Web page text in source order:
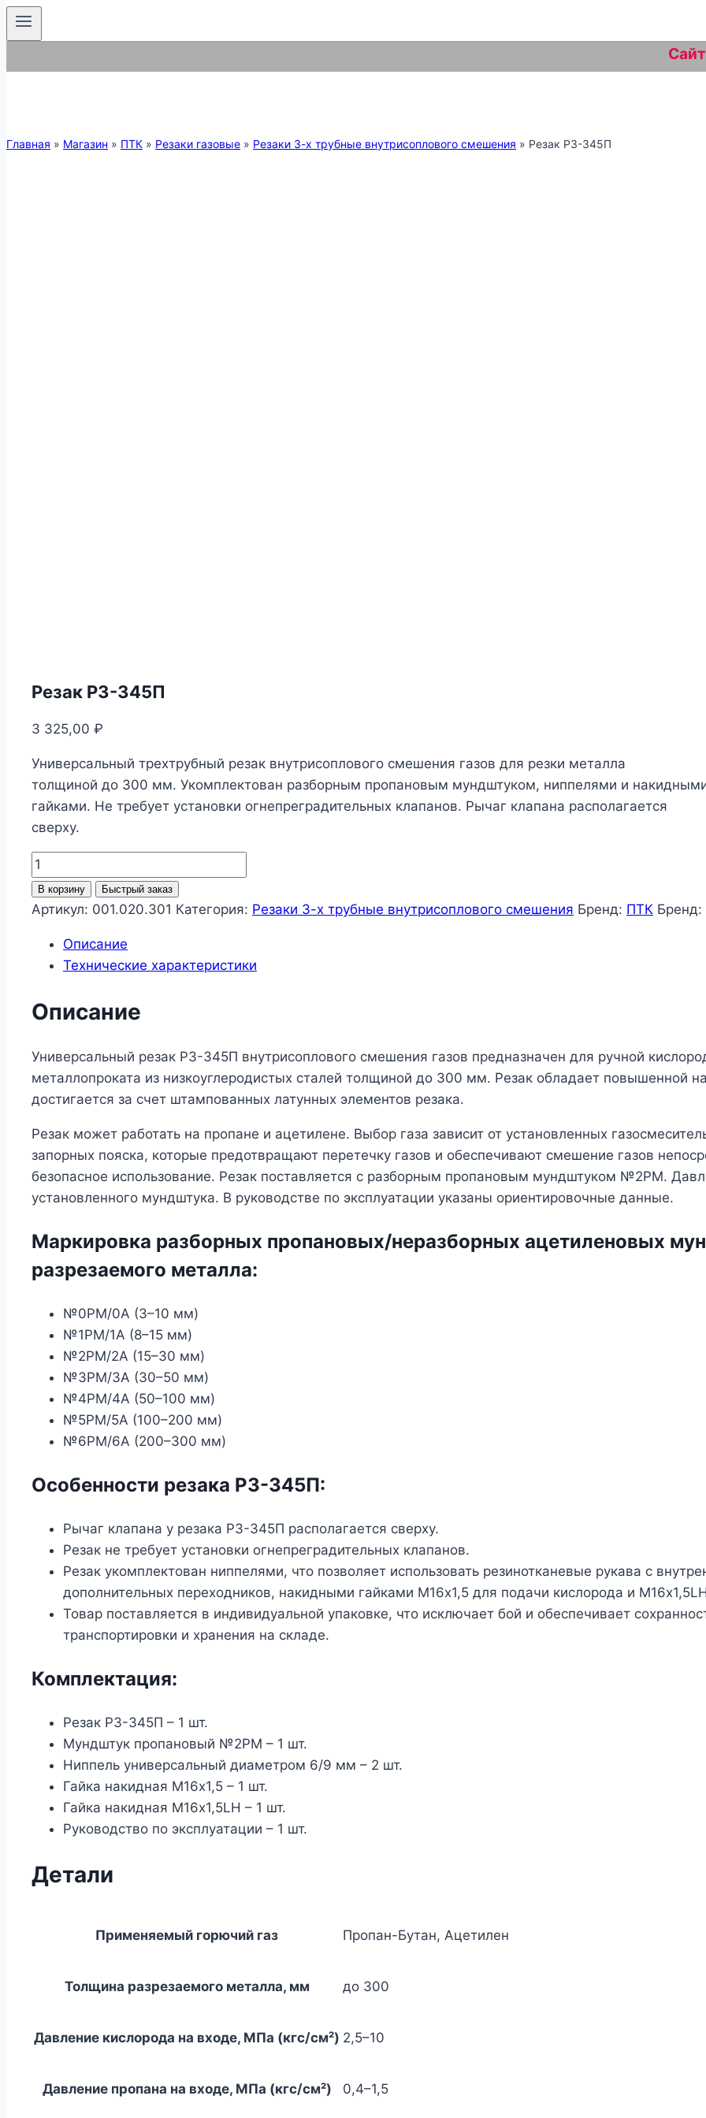
Сайт на
Главная » Магазин » ПТК » Резаки газовые » Резаки 3-х трубные внутрисоплового смешения » Резак Р3-345П
Резак Р3-345П
3 325,00 ₽
Универсальный трехтрубный резак внутрисоплового смешения газов для резки металла
толщиной до 300 мм. Укомплектован разборным пропановым мундштуком, ниппелями и
гайками. Не требует установки огнепреградительных клапанов. Рычаг клапана располагается
сверху.
Количество
товара
Резак
345П
В корзину Быстрый заказ
Артикул: 001.020.301 Категория: Резаки 3-х трубные внутрисоплового смешения Бренд: ПТК Бренд:
Описание
Технические характеристики
Описание
Универсальный резак Р3-345П внутрисоплового смешения газов предназначен для ручной
металлопроката из низкоуглеродистых сталей толщиной до 300 мм. Резак обладает повышенной
достигается за счет штампованных латунных элементов резака.
Резак может работать на пропане и ацетилене. Выбор газа зависит от установленных
запорных пояска, которые предотвращают перетечку газов и обеспечивают смешение газов
безопасное использование. Резак поставляется c разборным пропановым мундштуком №2PM.
установленного мундштука. В руководстве по эксплуатации указаны ориентировочные данные.
Маркировка разборных пропановых/неразборных ацетиленовых
разрезаемого металла:
№0PM/0А (3–10 мм)
№1PM/1А (8–15 мм)
№2PM/2А (15–30 мм)
№3PM/3А (30–50 мм)
№4PM/4А (50–100 мм)
№5PM/5А (100–200 мм)
№6PM/6А (200–300 мм)
Особенности резака Р3-345П:
Рычаг клапана у резака Р3-345П располагается сверху.
Резак не требует установки огнепреградительных клапанов.
Резак укомплектован ниппелями, что позволяет использовать резинотканевые рукава с
дополнительных переходников, накидными гайками M16х1,5 для подачи кислорода и
Товар поставляется в индивидуальной упаковке, что исключает бой и обеспечивает
транспортировки и хранения на складе.
Комплектация:
Резак Р3-345П – 1 шт.
Мундштук пропановый №2PM – 1 шт.
Ниппель универсальный диаметром 6/9 мм – 2 шт.
Гайка накидная M16х1,5 – 1 шт.
Гайка накидная M16х1,5LH – 1 шт.
Руководство по эксплуатации – 1 шт.
Детали
Применяемый горючий газ Пропан-Бутан, Ацетилен
Толщина разрезаемого металла, мм до 300
Давление кислорода на входе, МПа (кгс/см²) 2,5–10
Давление пропана на входе, МПа (кгс/см²) 0,4–1,5